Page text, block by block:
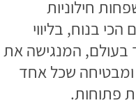
חילוניות
בנוח, בליווי
בעולם, המנגישה את
ומבטיחה שכל אחד
פתוחות.